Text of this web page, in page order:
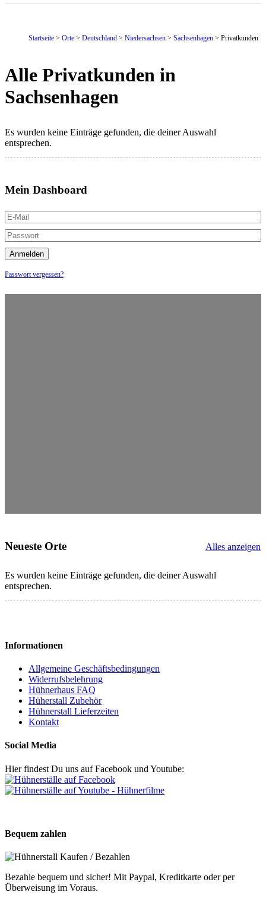
Startseite > Orte > Deutschland > Niedersachsen > Sachsenhagen > Privatkunden
Alle Privatkunden in
Sachsenhagen
Es wurden keine Einträge gefunden, die deiner Auswahl
entsprechen.
Mein Dashboard
Passwort vergessen?
Neueste Orte Alles anzeigen
Es wurden keine Einträge gefunden, die deiner Auswahl
entsprechen.
Informationen
Allgemeine Geschäftsbedingungen
Widerrufsbelehrung
Hühnerhaus FAQ
Hüherstall Zubehör
Hühnerstall Lieferzeiten
Kontakt
Social Media
Hier findest Du uns auf Facebook und Youtube:
Bequem zahlen
Bezahle bequem und sicher! Mit Paypal, Kreditkarte oder per
Überweisung im Voraus.